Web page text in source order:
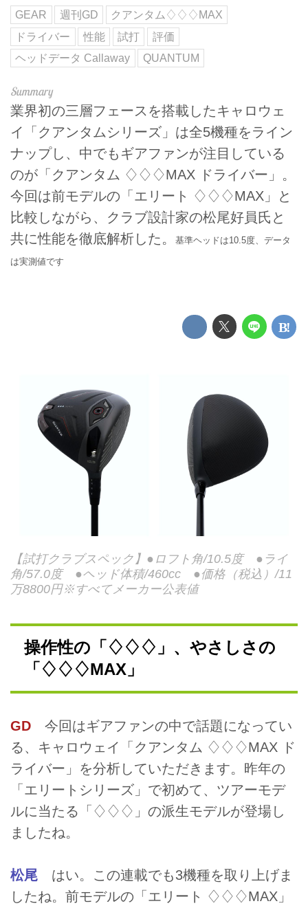
GEAR 週刊GD
クアンタム♢♢♢MAX
ドライバー
性能 試打
評価
ヘッドデータ Callaway
QUANTUM
業界初の三層フェースを搭載したキャロウェ
イ「クアンタムシリーズ」は全5機種をライン
ナップし、中でもギアファンが注目している
のが「クアンタム ♢♢♢MAX ドライバー」。
今回は前モデルの「エリート ♢♢♢MAX」と
比較しながら、クラブ設計家の松尾好員氏と
共に性能を徹底解析した。
基準ヘッドは10.5度、データ
は実測値です
【試打クラブスペック】●ロフト角/10.5度 ●ライ
角/57.0度 ●ヘッド体積/460cc ●価格（税込）/11
万8800円※すべてメーカー公表値
操作性の「♢♢♢」、やさしさの
「♢♢♢MAX」
GD 今回はギアファンの中で話題になってい
る、キャロウェイ「クアンタム ♢♢♢MAX ド
ライバー」を分析していただきます。昨年の
「エリートシリーズ」で初めて、ツアーモデ
ルに当たる「♢♢♢」の派生モデルが登場し
ましたね。
松尾 はい。この連載でも3機種を取り上げま
したね。前モデルの「エリート ♢♢♢MAX」